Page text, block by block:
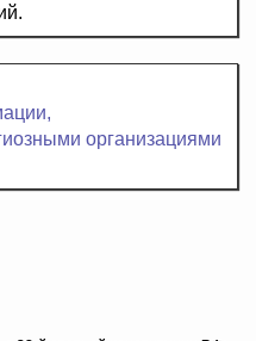
организациями